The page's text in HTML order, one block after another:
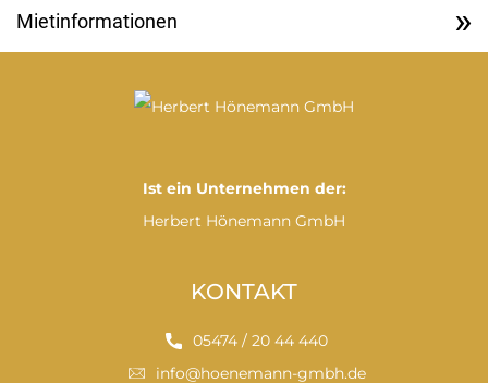
Mietinformationen
Ist ein Unternehmen der:
Herbert Hönemann GmbH
KONTAKT
05474 / 20 44 440
info@hoenemann-gmbh.de